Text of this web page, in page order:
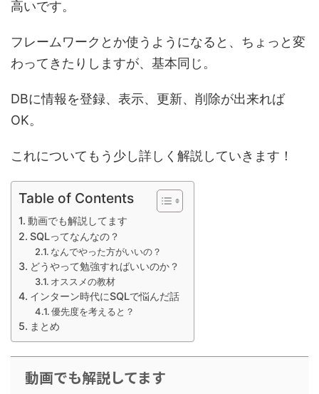
高いです。
フレームワークとか使うようになると、ちょっと変
わってきたりしますが、基本同じ。
DBに情報を登録、表示、更新、削除が出来れば
OK。
これについてもう少し詳しく解説していきます！
Table of Contents
動画でも解説してます
SQLってなんなの？
なんでやった方がいいの？
どうやって勉強すればいいのか？
オススメの教材
インターン時代にSQLで悩んだ話
優先度を考えると？
まとめ
動画でも解説してます